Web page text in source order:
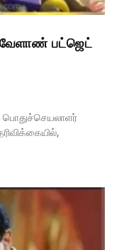
வேளாண் பட்ஜெட்
பொதுச்செயலாளர்